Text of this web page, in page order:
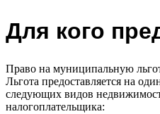
Для кого
Право на муниципальную
Льгота предоставляется на
следующих видов
налогоплательщика: